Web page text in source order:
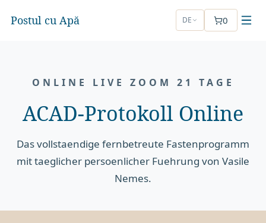
Postul cu Apă DE 0
ONLINE LIVE ZOOM 21 TAGE
ACAD-Protokoll Online
Das vollstaendige fernbetreute Fastenprogramm
mit taeglicher persoenlicher Fuehrung von Vasile
Nemes.